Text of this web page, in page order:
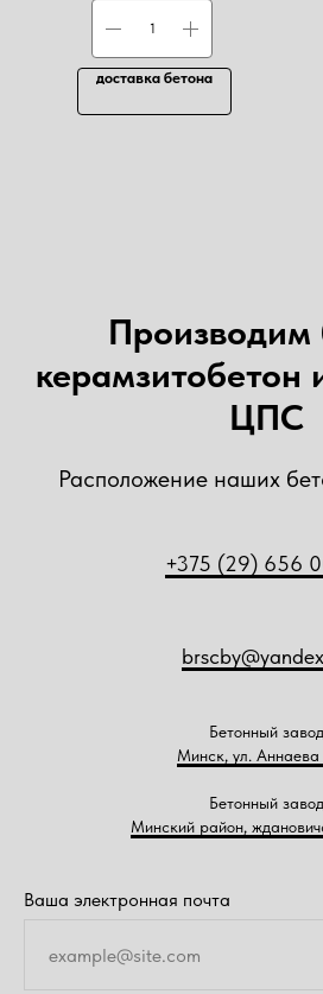
доставка бетона
Производим
керамзитобетон
ЦПС
Расположение наших
+375 (29) 656
Бетонный завод
Минск, ул.
Бетонный завод
Минский район,
Ваша электронная почта